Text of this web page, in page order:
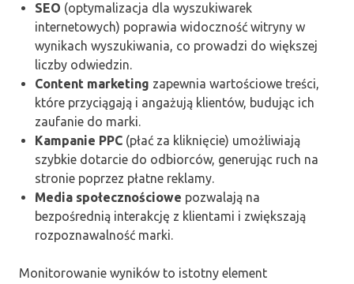
SEO (optymalizacja dla wyszukiwarek
internetowych) poprawia widoczność witryny w
wynikach wyszukiwania, co prowadzi do większej
liczby odwiedzin.
Content marketing zapewnia wartościowe treści,
które przyciągają i angażują klientów, budując ich
zaufanie do marki.
Kampanie PPC (płać za kliknięcie) umożliwiają
szybkie dotarcie do odbiorców, generując ruch na
stronie poprzez płatne reklamy.
Media społecznościowe pozwalają na
bezpośrednią interakcję z klientami i zwiększają
rozpoznawalność marki.
Monitorowanie wyników to istotny element